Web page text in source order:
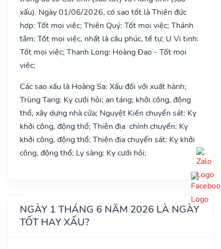
xấu). Ngày 01/06/2026, có sao tốt là Thiên đức
hợp: Tốt mọi việc; Thiên Quý: Tốt mọi việc; Thánh
tâm: Tốt mọi việc, nhất là cầu phúc, tế tự; U Vi tinh:
Tốt mọi việc; Thanh Long: Hoàng Đạo - Tốt mọi
việc;
Các sao xấu là Hoàng Sa: Xấu đối với xuất hành;
Trùng Tang: Kỵ cưới hỏi; an táng; khởi công, động
thổ, xây dựng nhà cửa; Nguyệt Kiến chuyển sát: Kỵ
khởi công, động thổ; Thiên địa chính chuyển: Kỵ
khởi công, động thổ; Thiên địa chuyển sát: Kỵ khởi
công, động thổ; Ly sàng: Kỵ cưới hỏi;
NGÀY 1 THÁNG 6 NĂM 2026 LÀ NGÀY
TỐT HAY XẤU?